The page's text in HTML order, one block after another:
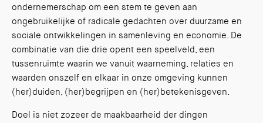
ondernemerschap om een stem te geven aan
ongebruikelijke of radicale gedachten over duurzame en
sociale ontwikkelingen in samenleving en economie. De
combinatie van die drie opent een speelveld, een
tussenruimte waarin we vanuit waarneming, relaties en
waarden onszelf en elkaar in onze omgeving kunnen
(her)duiden, (her)begrijpen en (her)betekenisgeven.
Doel is niet zozeer de maakbaarheid der dingen